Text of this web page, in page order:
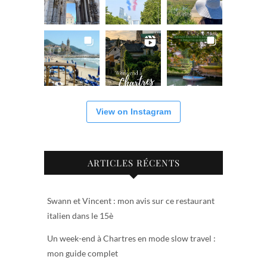
View on Instagram
ARTICLES RÉCENTS
Swann et Vincent : mon avis sur ce restaurant
italien dans le 15è
Un week-end à Chartres en mode slow travel :
mon guide complet